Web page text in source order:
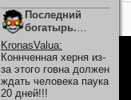
Последний
богатырь.
Колобок (2026)
KronasValua:
Коннченная херня из-
за этого говна должен
ждать человека паука
20 дней!!!